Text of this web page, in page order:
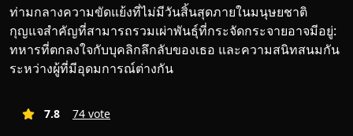
ท่ามกลางความขัดแย้งที่ไม่มีวันสิ้นสุดภายในมนุษยชาติ
กุญแจสำคัญที่สามารถรวมเผ่าพันธุ์ที่กระจัดกระจายอาจมีอยู่:
ทหารที่ตกลงใจกับบุคลิกลึกลับของเธอ และความสนิทสนมกัน
ระหว่างผู้ที่มีอุดมการณ์ต่างกัน
7.8 74 vote